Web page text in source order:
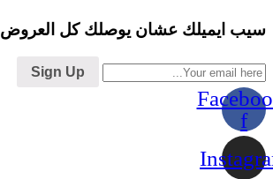
سيب ايميلك عشان يوصلك كل العروض
Sign Up
f